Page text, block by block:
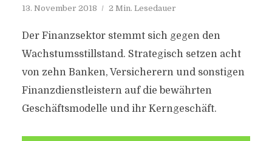
13. November 2018 2 Min. Lesedauer
Der Finanzsektor stemmt sich gegen den
Wachstumsstillstand. Strategisch setzen acht
von zehn Banken, Versicherern und sonstigen
Finanzdienstleistern auf die bewährten
Geschäftsmodelle und ihr Kerngeschäft.